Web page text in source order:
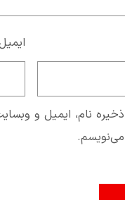
ذخیره نام، ایمیل و
می‌نویسم.